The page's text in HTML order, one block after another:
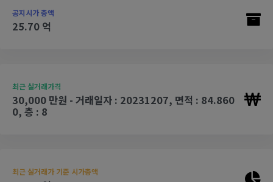
공지시가 총액
25.70 억
최근 실거래가격
30,000 만원 - 거래일자 : 20231207, 면적 : 84.860
0, 층 : 8
최근 실거래가 기준 시가총액